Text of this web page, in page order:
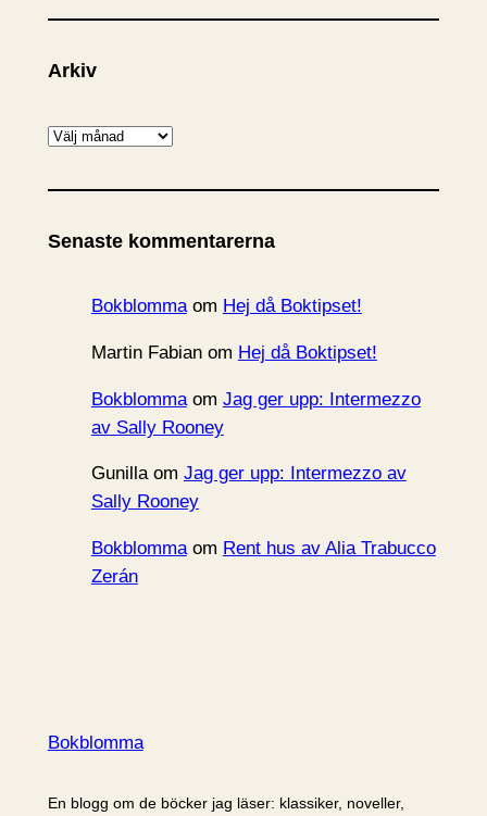
Arkiv
A
k
v
Senaste kommentarerna
Bokblommaom Hej då Boktipset!
Martin Fabianom Hej då Boktipset!
Bokblommaom Jag ger upp: Intermezzo
av Sally Rooney
Gunillaom Jag ger upp: Intermezzo av
Sally Rooney
Bokblommaom Rent hus av Alia Trabucco
Zerán
Bokblomma
En blogg om de böcker jag läser: klassiker, noveller,